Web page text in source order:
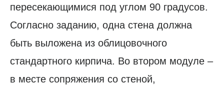
пересекающимися под углом 90 градусов.
Согласно заданию, одна стена должна
быть выложена из облицовочного
стандартного кирпича. Во втором модуле –
в месте сопряжения со стеной,